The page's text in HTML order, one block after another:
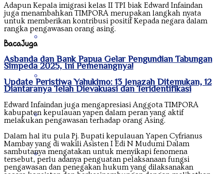
Kepulauan Riau
Maluku
Nanggroe Aceh Darussalam
Adapun Kepala imigrasi kelas II TPI biak Edward Infaindan
juga menambahkan TIMPORA merupakan langkah nyata
untuk memberikan kontribusi positif Kepada negara dalam
rangka pengawasan orang asing.
BacaJuga
Asbanda dan Bank Papua Gelar Pengundian Tabungan
Simpeda 2025, Ini Pemenangnya!
Update Peristiwa Yahukimo: 13 Jenazah Ditemukan, 12
Diantaranya Telah Dievakuasi dan Teridentifikasi
Edward Infaindan juga mengapresiasi Anggota TIMPORA
kabupaten kepulauan yapen dalam peran yang aktif
melakukan pengawasan terhadap orang Asing.
Dalam hal itu pula Pj. Bupati kepulauan Yapen Cyfrianus
Mambay yang di wakili Asisten I Edi N Mudumi Dalam
sambutanya mengatakan untuk menyikapi fenomena
tersebut, perlu adanya penguatan pelaksanaan fungsi
pengawasan dan penegakan hukum yang dilaksanakan